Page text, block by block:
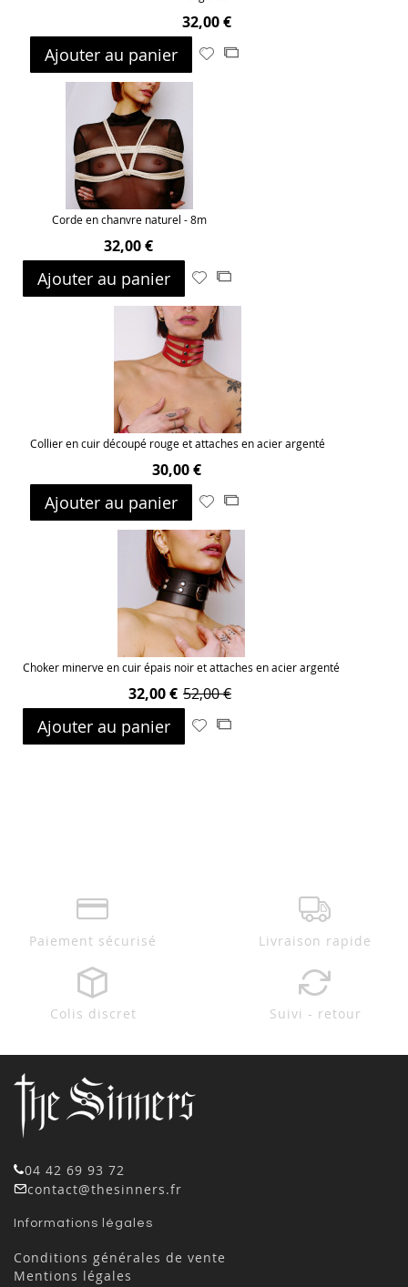
32,00 €
Ajouter au panier
AjouterAjouter
Corde en chanvre naturel - 8m
32,00 €
Ajouter au panier
Ajouter
ma
liste
Ajouter
Collier en cuir découpé rouge et attaches en acier argenté
30,00 €
Ajouter au panier
Ajouter
ma
liste
d’envie
Ajouter
Choker minerve en cuir épais noir et attaches en acier argenté
32,00 € 52,00 €
Ajouter au panier
AjouterAjouter
Paiement sécurisé Livraison rapide
Colis discret Suivi - retour
04 42 69 93 72
contact@thesinners.fr
Informations légales
Conditions générales de vente
Mentions légales